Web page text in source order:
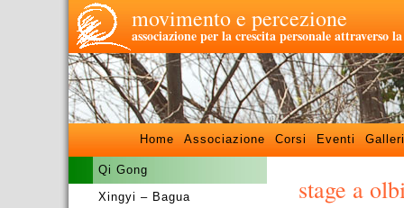
movimento e percezione
associazione per la crescita personale attraverso
Home Associazione Corsi Eventi
Qi Gong
Xingyi – Bagua
stage a